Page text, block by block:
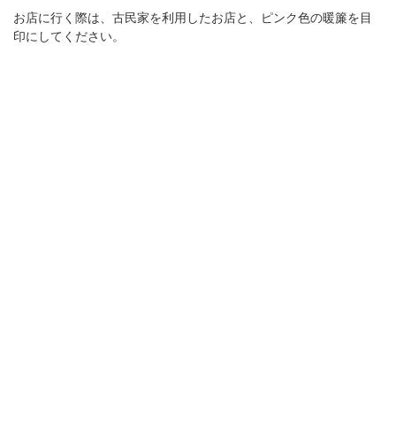
お店に行く際は、古民家を利用したお店と、ピンク色の暖簾を目
印にしてください。